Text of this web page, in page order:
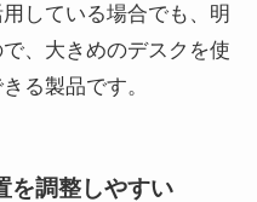
している場合でも、明
、大きめのデスクを使
る製品です。
を調整しやすい